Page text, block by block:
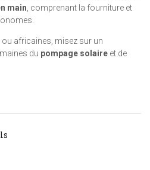
main , comprenant la fourniture et
africaines, misez sur un
du pompage solaire et de